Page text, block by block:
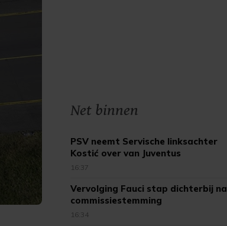
Net binnen
PSV neemt Servische linksachter
Kostić over van Juventus
16:37
Vervolging Fauci stap dichterbij na
commissiestemming
16:34